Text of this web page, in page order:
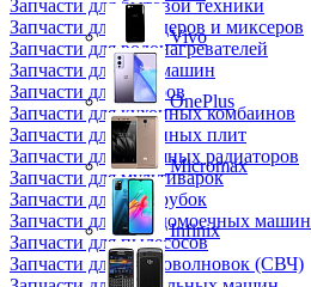
Запчасти для бытовой техники
Запчасти для блендеров и миксеров
Запчасти для водонагревателей
Запчасти для кофемашин
Запчасти для кулеров
Запчасти для кухонных комбаинов
Запчасти для кухонных плит
Запчасти для масляных радиаторов
Запчасти для мультиварок
Запчасти для мясорубок
Запчасти для посудомоечных машин
Запчасти для пылесосов
Запчасти для микроволновок (СВЧ)
Vivo
OnePlus
Micromax
Infinix